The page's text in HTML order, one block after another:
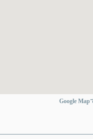
Google Map